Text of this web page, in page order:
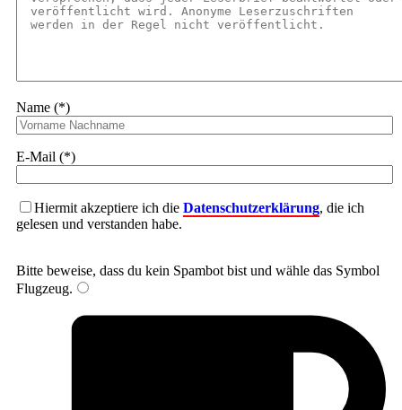
Name (*)
E-Mail (*)
Hiermit akzeptiere ich die Datenschutzerklärung, die ich
gelesen und verstanden habe.
Bitte beweise, dass du kein Spambot bist und wähle das Symbol
Flugzeug.